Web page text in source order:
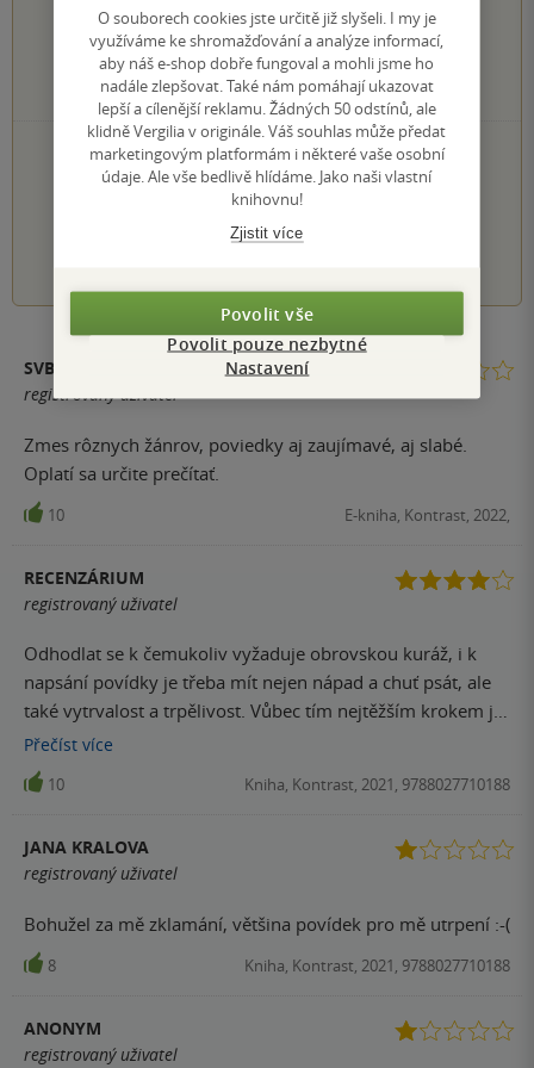
8×
4 hvězdičky
9×
3 hvězdičky
9×
2 hvězdičky
2×
1 hvezdička
PŘIDEJTE SVÉ HODNOCENÍ KNIHY
Hodnocení našich knihkupců: 0.0 z 5
SVB
registrovaný uživatel
Zmes rôznych žánrov, poviedky aj zaujímavé, aj slabé.
Oplatí sa určite prečítať.
10 E-kniha, Kontrast, 2022,
RECENZÁRIUM
registrovaný uživatel
Odhodlat se k čemukoliv vyžaduje obrovskou kuráž, i k
napsání povídky je třeba mít nejen nápad a chuť psát, ale
také vytrvalost a trpělivost. Vůbec tím nejtěžším krokem je
vždy začít. Jakmile však uděláte první krůček a dokončíte
načaté, můžete si pogratulovat. Nemusíte ani vyhrát,
důležité je, že jste to zkusili a zjistili, že to jde. Pokud se
nebo zařadit do antologie. A to je právě případ knihy s
názvem Můj první polibek, která je složena z 20 povídek
nakonec se dostali do užšího výběru. Jedná se již o druhý
soutěžní ročník, a jestliže se do prvního přihlásily stovky a
muselo být tentokrát. Vše organizují a vyhodnocují
zaměstnanci z Knihy Dobrovský, kteří se nebojí být
Přečíst více
10 Kniha, Kontrast, 2021, 9788027710188
JANA KRALOVA
registrovaný uživatel
Bohužel za mě zklamání, většina povídek pro mě utrpení :-(
8 Kniha, Kontrast, 2021, 9788027710188
ANONYM
registrovaný uživatel
O souborech cookies jste určitě již slyšeli. I my je
využíváme ke shromažďování a analýze informací,
aby náš e-shop dobře fungoval a mohli jsme ho
nadále zlepšovat. Také nám pomáhají ukazovat
lepší a cílenější reklamu. Žádných 50 odstínů, ale
klidně Vergilia v originále. Váš souhlas může předat
marketingovým platformám i některé vaše osobní
údaje. Ale vše bedlivě hlídáme. Jako naši vlastní
knihovnu!
Zjistit více
Povolit vše
Povolit pouze nezbytné
Nastavení